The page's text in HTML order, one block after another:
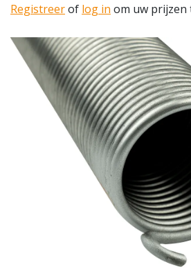
Registreerof log in om uw prijzen